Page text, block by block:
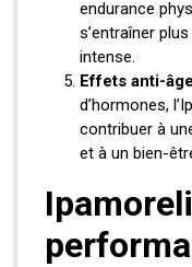
endurance
s’entraîner
intense.
Effets anti-
d’hormones,
contribuer à
et à un bien-